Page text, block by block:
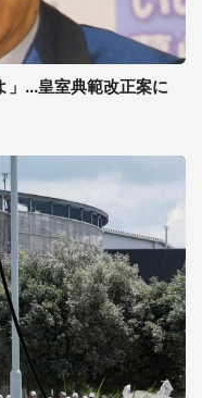
」...皇室典範改正案に